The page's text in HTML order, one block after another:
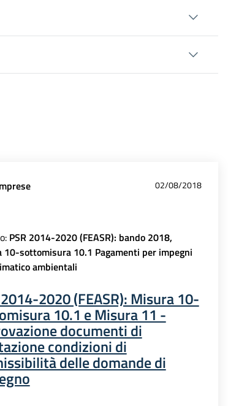
02/08/2018
PSR 2014-2020 (FEASR): bando 2018,
10-sottomisura 10.1 Pagamenti per impegni
ambientali
2020 (FEASR): Misura 10-
10.1 e Misura 11 -
documenti di
condizioni di
delle domande di